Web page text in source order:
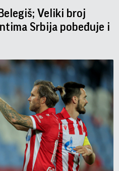
Veliki broj
Srbija pobeđuje i